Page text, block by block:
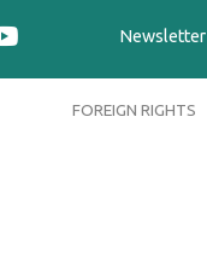
Newsletter
FOREIGN RIGHTS